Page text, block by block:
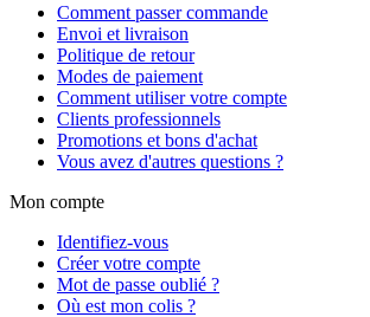
Comment passer commande
Envoi et livraison
Politique de retour
Modes de paiement
Comment utiliser votre compte
Clients professionnels
Promotions et bons d'achat
Vous avez d'autres questions ?
Mon compte
Identifiez-vous
Créer votre compte
Mot de passe oublié ?
Où est mon colis ?